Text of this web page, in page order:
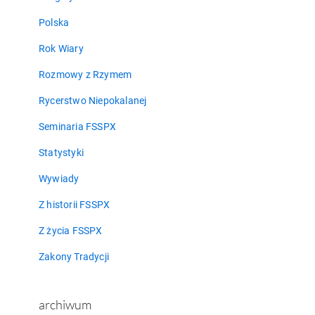
Polska
Rok Wiary
Rozmowy z Rzymem
Rycerstwo Niepokalanej
Seminaria FSSPX
Statystyki
Wywiady
Z historii FSSPX
Z życia FSSPX
Zakony Tradycji
archiwum